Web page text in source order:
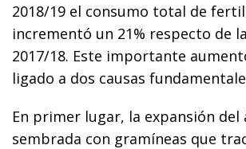
2018/19 el consumo total de
incrementó un 21% respecto de
2017/18. Este importante
ligado a dos causas
En primer lugar, la expansión del
sembrada con gramíneas que